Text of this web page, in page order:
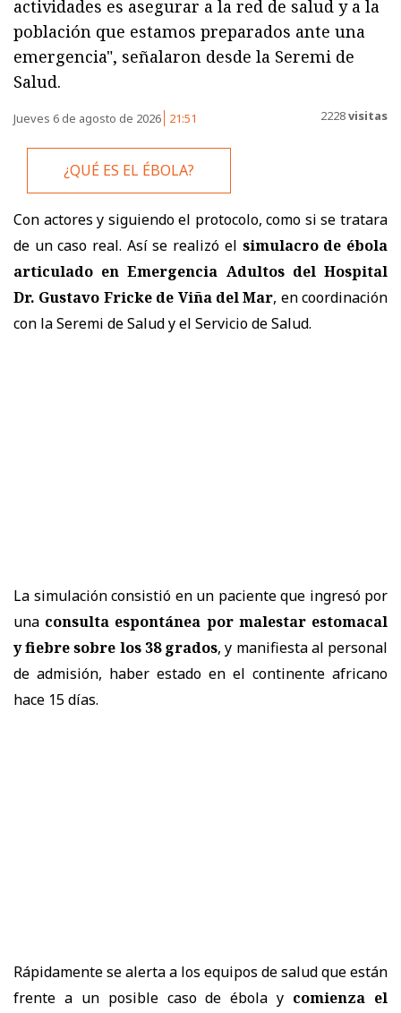
actividades es asegurar a la red de salud y a la
población que estamos preparados ante una
emergencia", señalaron desde la Seremi de
Salud.
Jueves 6 de agosto de 2026 21:51 2228visitas
¿QUÉ ES EL ÉBOLA?
Con actores y siguiendo el protocolo, como si se tratara
de un caso real. Así se realizó el simulacro de ébola
articulado en Emergencia Adultos del Hospital
Dr. Gustavo Fricke de Viña del Mar, en coordinación
con la Seremi de Salud y el Servicio de Salud.
La simulación consistió en un paciente que ingresó por
una consulta espontánea por malestar estomacal
y fiebre sobre los 38 grados, y manifiesta al personal
de admisión, haber estado en el continente africano
hace 15 días.
Rápidamente se alerta a los equipos de salud que están
frente a un posible caso de ébola y comienza el